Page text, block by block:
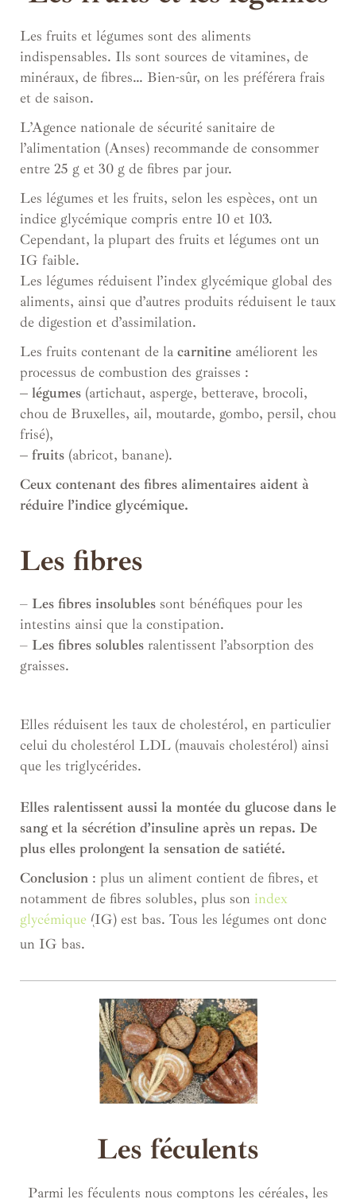
Les fruits et légumes sont des aliments
indispensables. Ils sont sources de vitamines, de
minéraux, de fibres… Bien-sûr, on les préférera frais
et de saison.
L’Agence nationale de sécurité sanitaire de
l’alimentation (Anses) recommande de consommer
entre 25 g et 30 g de fibres par jour.
Les légumes et les fruits, selon les espèces, ont un
indice glycémique compris entre 10 et 103.
Cependant, la plupart des fruits et légumes ont un
IG faible.
Les légumes réduisent l’index glycémique global des
aliments, ainsi que d’autres produits réduisent le taux
de digestion et d’assimilation.
Les fruits contenant de la carnitine améliorent les
processus de combustion des graisses :
– légumes (artichaut, asperge, betterave, brocoli,
chou de Bruxelles, ail, moutarde, gombo, persil, chou
frisé),
– fruits (abricot, banane).
Ceux contenant des fibres alimentaires aident à
réduire l’indice glycémique.
Les fibres
– Les fibres insolubles sont bénéfiques pour les
intestins ainsi que la constipation.
– Les fibres solubles ralentissent l’absorption des
graisses.
Elles réduisent les taux de cholestérol, en particulier
celui du cholestérol LDL (mauvais cholestérol) ainsi
que les triglycérides.
Elles ralentissent aussi la montée du glucose dans le
sang et la sécrétion d’insuline après un repas. De
plus elles prolongent la sensation de satiété.
Conclusion : plus un aliment contient de fibres, et
notamment de fibres solubles, plus son index
glycémique (IG) est bas. Tous les légumes ont donc
un IG bas.
Les féculents
Parmi les féculents nous comptons les céréales, les